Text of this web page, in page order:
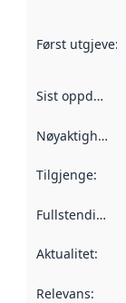
Først utgjeve:
Sist oppdatert
Nøyaktigheit
Tilgjenge:
Fullstendigheit
Aktualitet:
Relevans: